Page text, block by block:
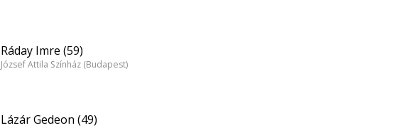
Ráday Imre (59)
József Attila Színház (Budapest)
Lázár Gedeon (49)